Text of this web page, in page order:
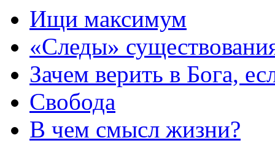
Ищи максимум
«Следы»
Зачем верить в Бога,
Свобода
В чем смысл жизни?